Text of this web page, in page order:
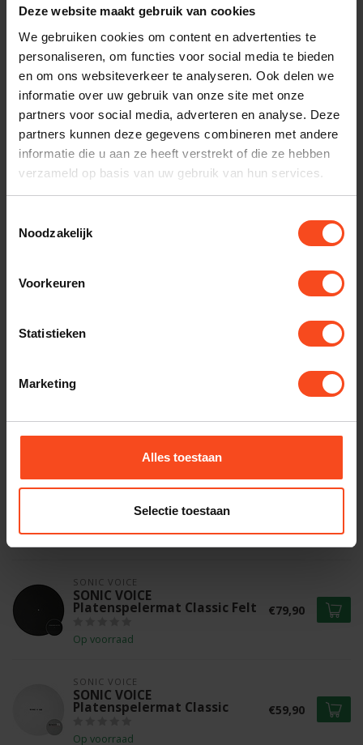
Deze website maakt gebruik van cookies
We gebruiken cookies om content en advertenties te
personaliseren, om functies voor social media te bieden
en om ons websiteverkeer te analyseren. Ook delen we
informatie over uw gebruik van onze site met onze
partners voor social media, adverteren en analyse. Deze
partners kunnen deze gegevens combineren met andere
informatie die u aan ze heeft verstrekt of die ze hebben
verzameld op basis van uw gebruik van hun services.
Noodzakelijk
Voorkeuren
Statistieken
Marketing
Alles toestaan
Selectie toestaan
Gerelateerde producten
REGA
Rega Planar 1 PLUS
Op voorraad
REGA
Rega Planar 1
Op voorraad
€429,00
Rega Fono mini A2D €149,00
€649,00
Op voorraad
SONIC VOICE
SONIC VOICE
SONIC VOICE
Platenspelermat Classic Felt
Op voorraad
€79,90
SONIC VOICE
SONIC VOICE
Platenspelermat Classic
Op voorraad
€59,90